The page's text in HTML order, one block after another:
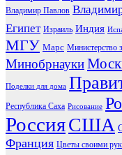
Владимир Павлов
Египет Израиль Индия
МГУ Марс Министерство
Минобрнауки
Поделки для дома
Республика Саха Рисование
РоссияСША
Франция Цветы своими